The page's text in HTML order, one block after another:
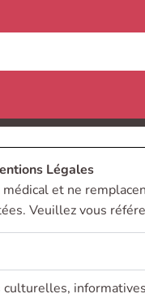
Légales
et ne
Veuillez vous